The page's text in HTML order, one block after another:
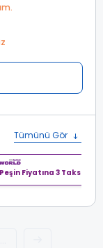
Tümünü Gör
Peşin Fiyatına 3 Taksit